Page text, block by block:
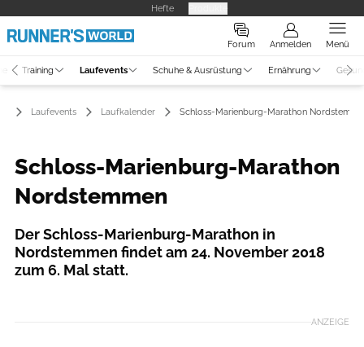
Hefte
Forum Anmelden Menü
Training Laufevents Schuhe & Ausrüstung Ernährung
Laufevents Laufkalender Schloss-Marienburg-Marathon
Schloss-Marienburg-Marathon
Nordstemmen
Der Schloss-Marienburg-Marathon in
Nordstemmen findet am 24. November 2018
zum 6. Mal statt.
ANZEIGE